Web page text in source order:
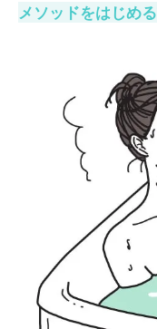
メソッドをはじめ